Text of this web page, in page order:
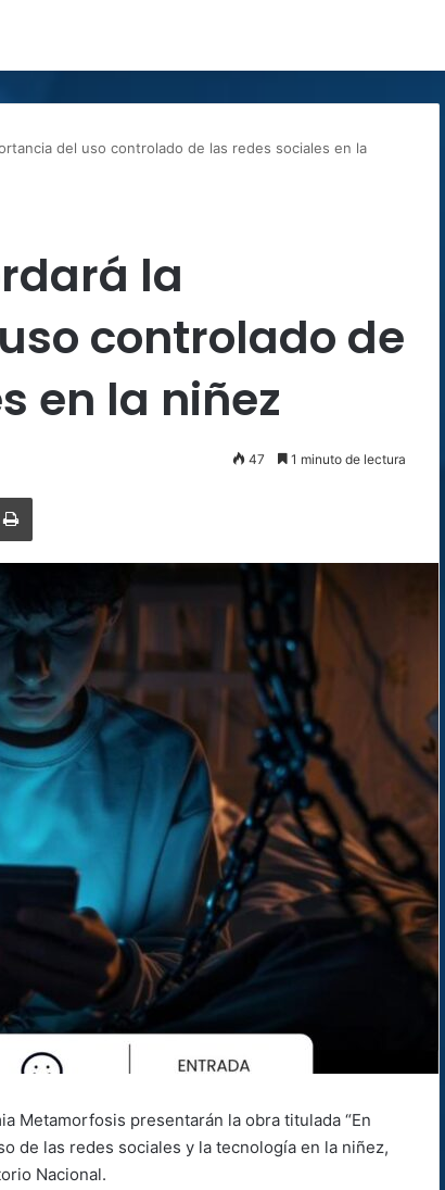
del uso controlado de las redes sociales en la
la
controlado de
en la niñez
47 1 minuto de lectura
correo electrónicoImprimir
Metamorfosis presentarán la obra titulada “En
de las redes sociales y la tecnología en la niñez,
Nacional.